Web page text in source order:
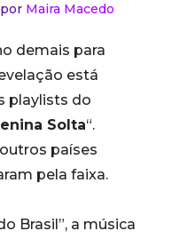
por Maira Macedo
demais para
está
playlists do
Solta“.
países
pela faixa.
Brasil”, a música